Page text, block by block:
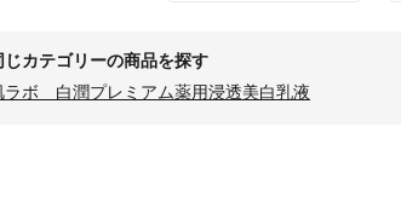
じカテゴリーの商品を探す
ラボ 白潤プレミアム薬用浸透美白乳液